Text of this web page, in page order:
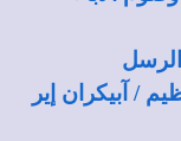
/ آبيكران إير